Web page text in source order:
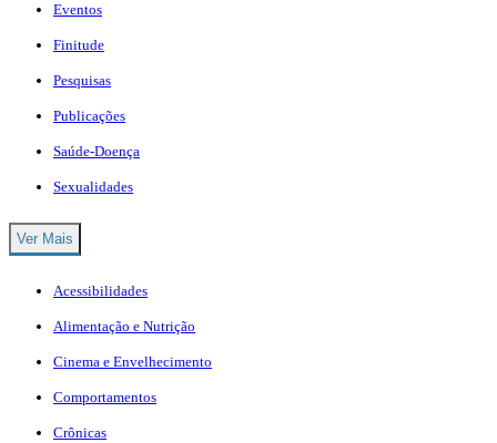
Eventos
Finitude
Pesquisas
Publicações
Saúde-Doença
Sexualidades
Ver Mais
Acessibilidades
Alimentação e Nutrição
Cinema e Envelhecimento
Comportamentos
Crônicas